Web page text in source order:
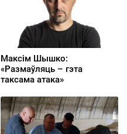
Максім Шышко:
«Размаўляць – гэта
таксама атака»